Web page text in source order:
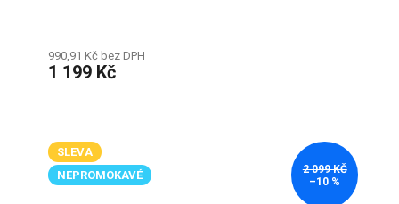
990,91 Kč bez DPH
1 199 Kč
SLEVA
NEPROMOKAVÉ
2 099 KČ
–10 %